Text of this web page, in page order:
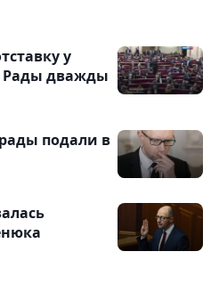
у
Рады дважды
подали в